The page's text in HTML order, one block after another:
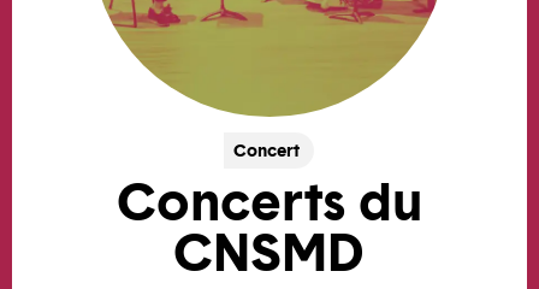
Concert
Concerts du
CNSMD